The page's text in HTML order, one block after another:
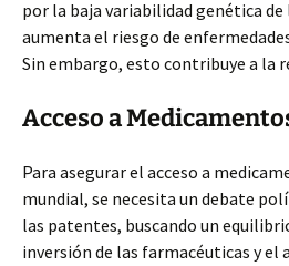
por la baja variabilidad genética
aumenta el riesgo de
Sin embargo, esto contribuye a la
Acceso a
Para asegurar el acceso a
mundial, se necesita un debate
las patentes, buscando un
inversión de las farmacéuticas y el